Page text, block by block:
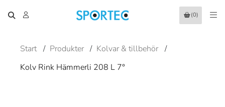
(0)
Start / Produkter / Kolvar & tillbehör /
Kolv Rink Hämmerli 208 L 7°